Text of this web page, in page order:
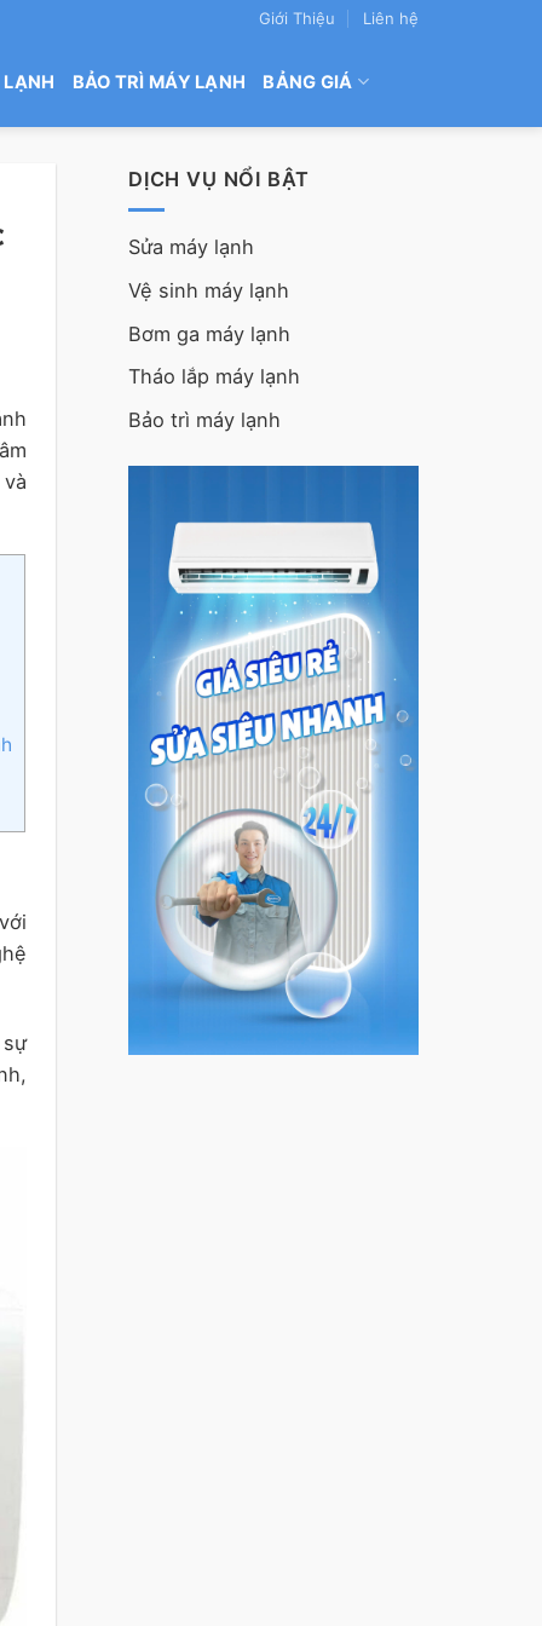
Giới Thiệu Liên hệ
BẢO TRÌ MÁY LẠNH BẢNG GIÁ
DỊCH VỤ NỔI BẬT
Sửa máy lạnh
Vệ sinh máy lạnh
Bơm ga máy lạnh
Tháo lắp máy lạnh
Bảo trì máy lạnh